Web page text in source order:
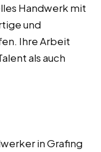
Handwerk mit
und
Ihre Arbeit
als auch
in Grafing